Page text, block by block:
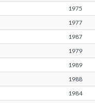
1975
1977
1987
1979
1989
1988
1984